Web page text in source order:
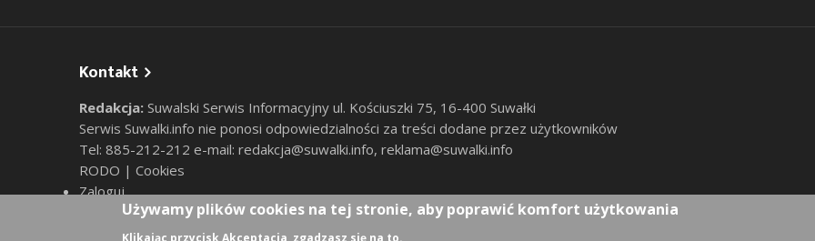
Kontakt
Redakcja: Suwalski Serwis Informacyjny ul. Kościuszki 75, 16-400 Suwałki
Serwis Suwalki.info nie ponosi odpowiedzialności za treści dodane przez użytkowników
Tel: 885-212-212 e-mail: redakcja@suwalki.info, reklama@suwalki.info
RODO | Cookies
User account menu
Zaloguj
Używamy plików cookies na tej stronie, aby poprawić komfort użytkowania
Klikając przycisk Akceptacja, zgadzasz się na to.